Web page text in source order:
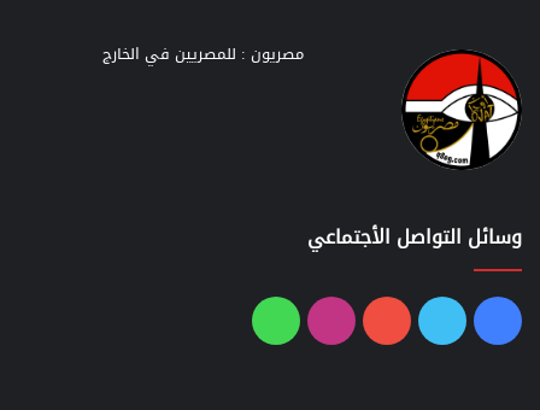
مصريون : للمصريين في الخارج
وسائل التواصل الأجتماعي
فيسبوك
تويتر يوتيوبانستقرامواتساب